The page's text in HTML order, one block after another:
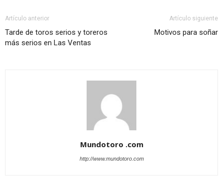
Artículo anterior
Tarde de toros serios y toreros
más serios en Las Ventas
Artículo siguiente
Motivos para soñar
Mundotoro .com
http://www.mundotoro.com